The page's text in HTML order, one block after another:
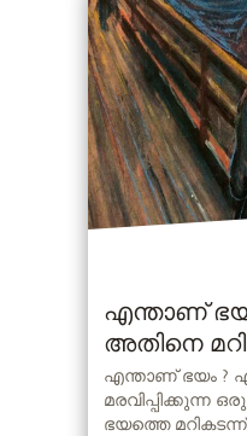
എന്താണ്
അതിനെ
എന്താണ് ഭയം ?
മരവിപ്പിക്കുന്ന
ഭയത്തെ